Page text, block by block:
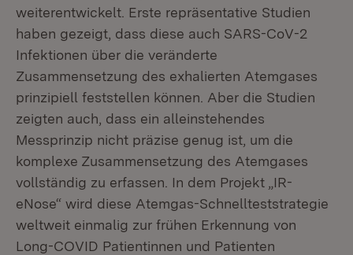
weiterentwickelt. Erste repräsentative Studien
haben gezeigt, dass diese auch SARS-CoV-2
Infektionen über die veränderte
Zusammensetzung des exhalierten Atemgases
prinzipiell feststellen können. Aber die Studien
zeigten auch, dass ein alleinstehendes
Messprinzip nicht präzise genug ist, um die
komplexe Zusammensetzung des Atemgases
vollständig zu erfassen. In dem Projekt „IR-
eNose“ wird diese Atemgas-Schnellteststrategie
weltweit einmalig zur frühen Erkennung von
Long-COVID Patientinnen und Patienten